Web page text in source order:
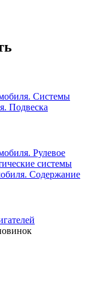
Системы
Подвеска
Рулевое
системы
Содержание